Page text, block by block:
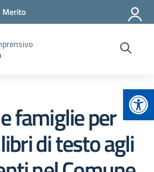
Merito
famiglie per
di testo agli